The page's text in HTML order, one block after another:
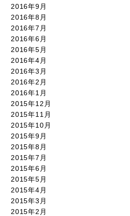
2016年9月
2016年8月
2016年7月
2016年6月
2016年5月
2016年4月
2016年3月
2016年2月
2016年1月
2015年12月
2015年11月
2015年10月
2015年9月
2015年8月
2015年7月
2015年6月
2015年5月
2015年4月
2015年3月
2015年2月